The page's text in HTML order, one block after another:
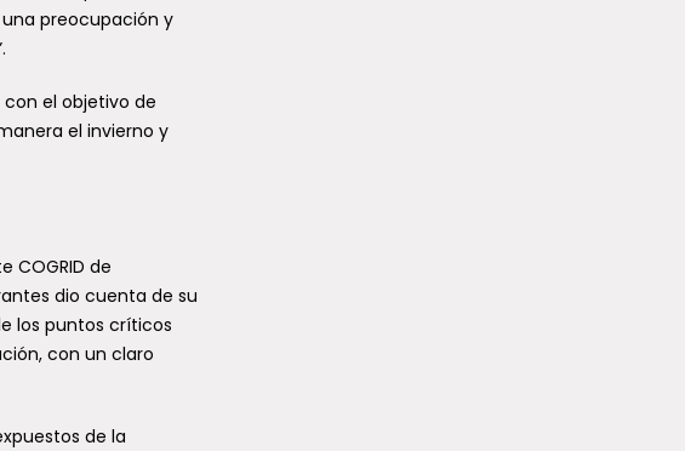
preocupación y
el objetivo de
el invierno y
COGRID de
dio cuenta de su
los puntos críticos
con un claro
de la